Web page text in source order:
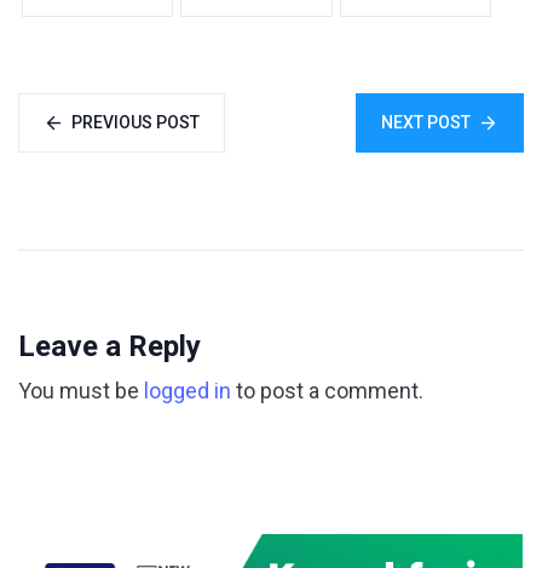
PREVIOUS POST NEXT POST
Leave a Reply
You must be logged in to post a comment.